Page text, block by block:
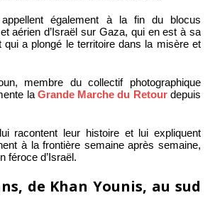
également à la fin du blocus
aérien d’Israël sur Gaza, qui en est à sa
qui a plongé le territoire dans la misère et
membre du collectif photographique
la Grande Marche du Retourdepuis
racontent leur histoire et lui expliquent
à la frontière semaine après semaine,
féroce d’Israël.
de Khan Younis, au sud